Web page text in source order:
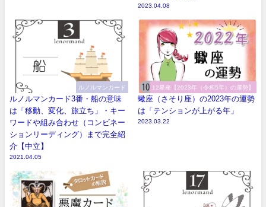
2023.04.08
ルノルマンカード
ルノルマンカード3番・船の意味
は「移動、変化、旅立ち」・キー
ワードや組み合わせ（コンビネー
ションリーディング）まで完全紹
介【中立】
2021.04.05
12星座【2023年（令和5年）の運勢】
蠍座（さそり座）の2023年の運勢
は「テンションが上がる年」
2023.03.22